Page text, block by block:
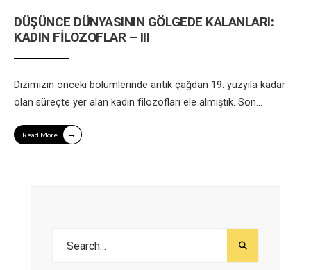
DÜŞÜNCE DÜNYASININ GÖLGEDE KALANLARI:
KADIN FİLOZOFLAR – III
Dizimizin önceki bölümlerinde antik çağdan 19. yüzyıla kadar
olan süreçte yer alan kadın filozofları ele almıştık. Son...
Read More →